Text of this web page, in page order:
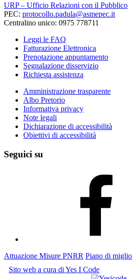
URP – Ufficio Relazioni con il Pubblico
PEC: protocollo.padula@asmepec.it
Centralino unico: 0975 778711
Leggi le FAQ
Fatturazione Elettronica
Prenotazione appuntamento
Segnalazione disservizio
Richiesta assistenza
Amministrazione trasparente
Albo Pretorio
Informativa privacy
Note legali
Dichiarazione di accessibilità
Obiettivi di accessibilità
Seguici su
Attuazione Misure PNRR Piano di
Sito web a cura di Yes I Code